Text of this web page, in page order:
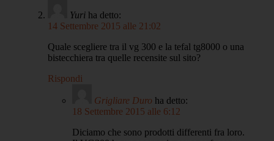
Yuri ha detto:
14 Settembre 2015 alle 21:02
Quale scegliere tra il vg 300 e la tefal tg8000 o una
bistecchiera tra quelle recensite sul sito?
Rispondi
Grigliare Duro ha detto:
18 Settembre 2015 alle 6:12
Diciamo che sono prodotti differenti fra loro.